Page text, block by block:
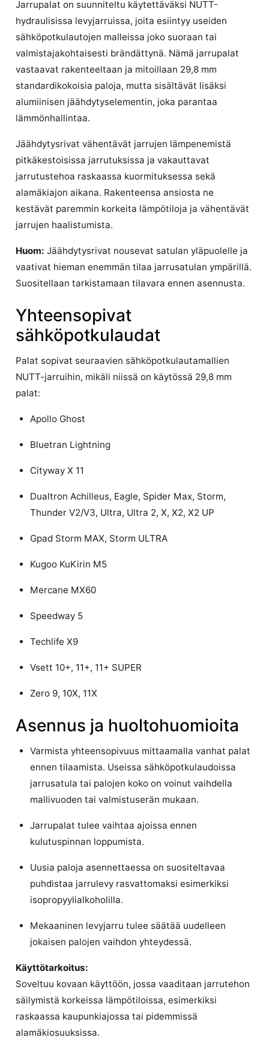
Jarrupalat on suunniteltu käytettäväksi NUTT-
hydraulisissa levyjarruissa, joita esiintyy useiden
sähköpotkulautojen malleissa joko suoraan tai
valmistajakohtaisesti brändättynä. Nämä jarrupalat
vastaavat rakenteeltaan ja mitoillaan 29,8 mm
standardikokoisia paloja, mutta sisältävät lisäksi
alumiinisen jäähdytyselementin, joka parantaa
lämmönhallintaa.
Jäähdytysrivat vähentävät jarrujen lämpenemistä
pitkäkestoisissa jarrutuksissa ja vakauttavat
jarrutustehoa raskaassa kuormituksessa sekä
alamäkiajon aikana. Rakenteensa ansiosta ne
kestävät paremmin korkeita lämpötiloja ja vähentävät
jarrujen haalistumista.
Huom: Jäähdytysrivat nousevat satulan yläpuolelle ja
vaativat hieman enemmän tilaa jarrusatulan ympärillä.
Suositellaan tarkistamaan tilavara ennen asennusta.
Yhteensopivat
sähköpotkulaudat
Palat sopivat seuraavien sähköpotkulautamallien
NUTT-jarruihin, mikäli niissä on käytössä 29,8 mm
palat:
Apollo Ghost
Bluetran Lightning
Cityway X 11
Dualtron Achilleus, Eagle, Spider Max, Storm,
Thunder V2/V3, Ultra, Ultra 2, X, X2, X2 UP
Gpad Storm MAX, Storm ULTRA
Kugoo KuKirin M5
Mercane MX60
Speedway 5
Techlife X9
Vsett 10+, 11+, 11+ SUPER
Zero 9, 10X, 11X
Asennus ja huoltohuomioita
Varmista yhteensopivuus mittaamalla vanhat palat
ennen tilaamista. Useissa sähköpotkulaudoissa
jarrusatula tai palojen koko on voinut vaihdella
mallivuoden tai valmistuserän mukaan.
Jarrupalat tulee vaihtaa ajoissa ennen
kulutuspinnan loppumista.
Uusia paloja asennettaessa on suositeltavaa
puhdistaa jarrulevy rasvattomaksi esimerkiksi
isopropyylialkoholilla.
Mekaaninen levyjarru tulee säätää uudelleen
jokaisen palojen vaihdon yhteydessä.
Käyttötarkoitus:
Soveltuu kovaan käyttöön, jossa vaaditaan jarrutehon
säilymistä korkeissa lämpötiloissa, esimerkiksi
raskaassa kaupunkiajossa tai pidemmissä
alamäkiosuuksissa.